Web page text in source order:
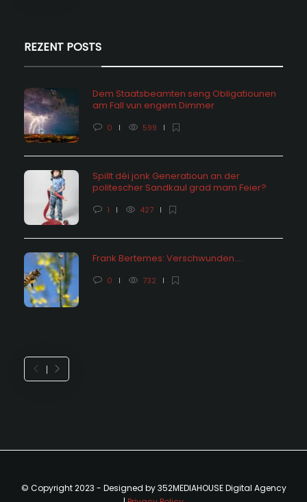
REZENT POSTS
Dem Staatsbeamten seng Obligatiounen
am Fall vun engem Dimmer
0 599
Spillt déi jonk Generatioun an der
politescher Sandkaul grad mam Feier?
1 427
Frank Bertemes: Verschwunden….
0 732
© Copyright 2023 - Designed by 352MEDIAHOUSE Digital Agency